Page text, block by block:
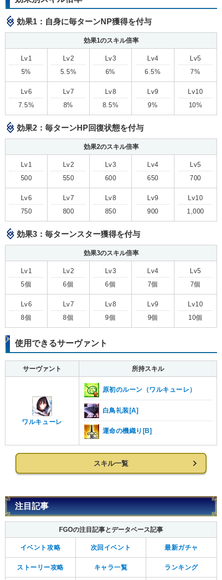
効果1：自身に毎ターンNP獲得を付与
効果1のスキル倍率
Lv1
5%
Lv2
5.5%
Lv3
6%
Lv4
6.5%
Lv5
7%
Lv6
7.5%
Lv7
8%
Lv8
8.5%
Lv9
9%
Lv10
10%
効果2：毎ターンHP回復状態を付与
効果2のスキル倍率
Lv1
500
Lv2
550
Lv3
600
Lv4
650
Lv5
700
Lv6
750
Lv7
800
Lv8
850
Lv9
900
Lv10
1,000
効果3：毎ターンスター獲得を付与
効果3のスキル倍率
Lv1
5個
Lv2
6個
Lv3
6個
Lv4
7個
Lv5
7個
Lv6
8個
Lv7
8個
Lv8
9個
Lv9
9個
Lv10
10個
使用できるサーヴァント
サーヴァント 所持スキル
ワルキューレ
原初のルーン（ワルキューレ）
白鳥礼装[A]
運命の機織り[B]
スキル一覧
注目記事
FGOの注目記事とデータベース記事
イベント攻略 次回イベント 最新ガチャ
ストーリー攻略 キャラ一覧 ランキング